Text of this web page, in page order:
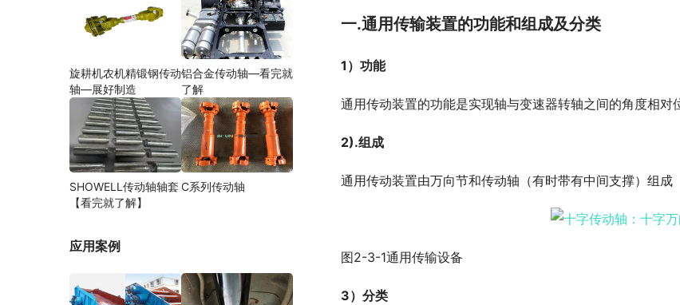
一.通用传输装置的功能和组成及分类
1）功能
通用传动装置的功能是实现轴与变速器转轴之间的角度相对
2).组成
通用传动装置由万向节和传动轴（有时带有中间支撑）组成
图2-3-1通用传输设备
3）分类
旋耕机农机精锻钢传动
轴—展好制造
铝合金传动轴—看完就
了解
SHOWELL传动轴轴套
【看完就了解】
C系列传动轴
应用案例